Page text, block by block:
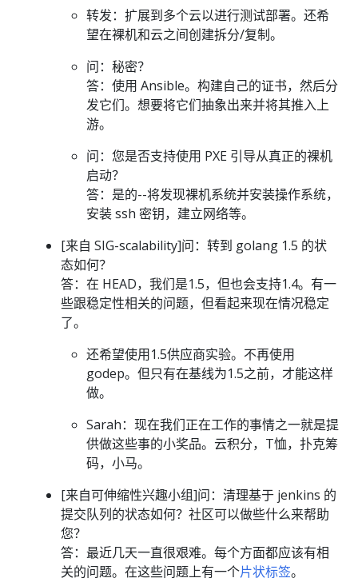
转发：扩展到多个云以进行测试部署。还希
望在裸机和云之间创建拆分/复制。
问：秘密？
答：使用 Ansible。构建自己的证书，然后分
发它们。想要将它们抽象出来并将其推入上
游。
问：您是否支持使用 PXE 引导从真正的裸机
启动？
答：是的--将发现裸机系统并安装操作系统，
安装 ssh 密钥，建立网络等。
[来自 SIG-scalability]问：转到 golang 1.5 的状
态如何？
答：在 HEAD，我们是1.5，但也会支持1.4。有一
些跟稳定性相关的问题，但看起来现在情况稳定
了。
还希望使用1.5供应商实验。不再使用
godep。但只有在基线为1.5之前，才能这样
做。
Sarah：现在我们正在工作的事情之一就是提
供做这些事的小奖品。云积分，T恤，扑克筹
码，小马。
[来自可伸缩性兴趣小组]问：清理基于 jenkins 的
提交队列的状态如何？社区可以做些什么来帮助
您？
答：最近几天一直很艰难。每个方面都应该有相
关的问题。在这些问题上有一个片状标签。